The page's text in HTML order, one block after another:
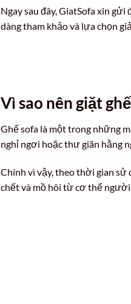
Ngay sau đây, GiatSofa xin
dàng tham khảo và lựa chọn
Vì sao nên giặt
Ghế sofa là một trong những
nghỉ ngơi hoặc thư giãn hằng
Chính vì vậy, theo thời gian sử
chết và mồ hôi từ cơ thể người